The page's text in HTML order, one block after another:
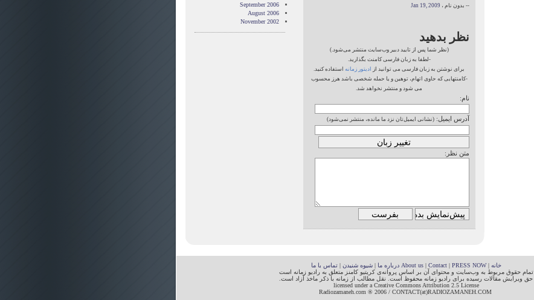
-- بدون نام ، Jan 19, 2009
نظر بدهید
(نظر شما پس از تایید دبیر وب‌سایت منتشر می‌شود.)
-لطفا به زبان فارسی کامنت بگذارید.
برای نوشتن به زبان فارسی می توانید از
ادیتور زمانه استفاده کنید.
-کامنتهایی که حاوی اتهام، توهین و یا حمله شخصی باشد هرز محسوب
می شود و منتشر نخواهد شد.
نام:
آدرس ایمیل: (نشانی ایمیل‌تان نزد ما مانده، منتشر نمی‌شود)
متن نظر:
September 2006
August 2006
November 2002
خانه |
About us| Contact| PRESS NOW درباره ما |شیوه شنیدن |تماس با ما
تمام حقوق مربوط به وب‌سایت و محتوای آن بر اساس پروانه‌ی کریتیو کامنز متعلق به رادیو زمانه است
حق ویرایش مقالات رسیده برای رادیو زمانه محفوظ است. نقل مطالب از زمانه با ذکر ماخذ آزاد است.
licensed under a Creative Commons Attribution 2.5 License
Radiozamaneh.com ® 2006 / CONTACT(at)RADIOZAMANEH.COM